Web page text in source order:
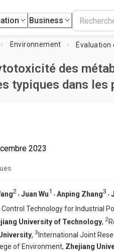
Business
Environnement
des
typiques dans les
2023
2 , Juan Wu1 , Anping Zhang3 ,
Technology for Industrial
University of Technology, 2
, 3 International Joint
of Environment, Zhejiang